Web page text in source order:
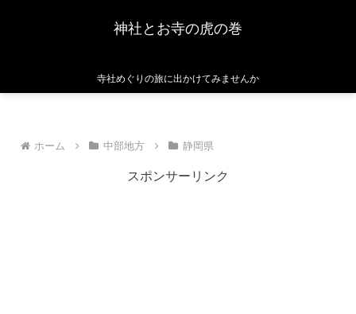
神社とお寺の虎の巻
寺社めぐりの旅に出かけてみませんか
ホーム 中部地方 静岡県
スポンサーリンク